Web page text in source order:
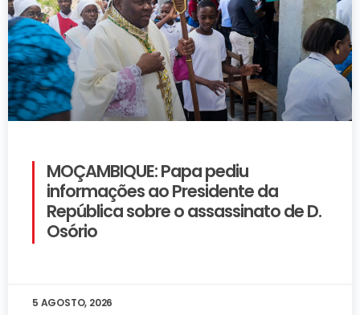
MOÇAMBIQUE: Papa pediu
informações ao Presidente da
República sobre o assassinato de D.
Osório
5 AGOSTO, 2026